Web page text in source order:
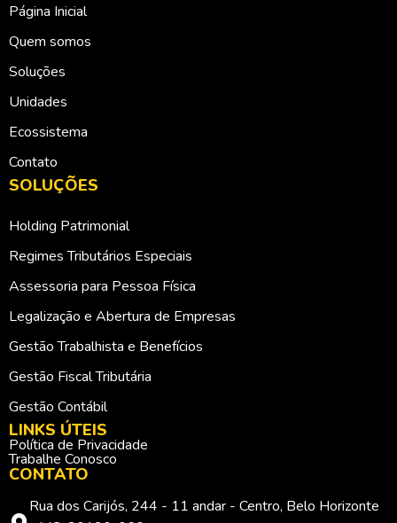
Página Inicial
Quem somos
Soluções
Unidades
Ecossistema
Contato
SOLUÇÕES
Holding Patrimonial
Regimes Tributários Especiais
Assessoria para Pessoa Física
Legalização e Abertura de Empresas
Gestão Trabalhista e Benefícios
Gestão Fiscal Tributária
Gestão Contábil
LINKS ÚTEIS
Política de Privacidade
Trabalhe Conosco
CONTATO
Rua dos Carijós, 244 - 11 andar - Centro, Belo Horizonte